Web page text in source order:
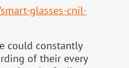
glasses-cnil-
could constantly
of their every